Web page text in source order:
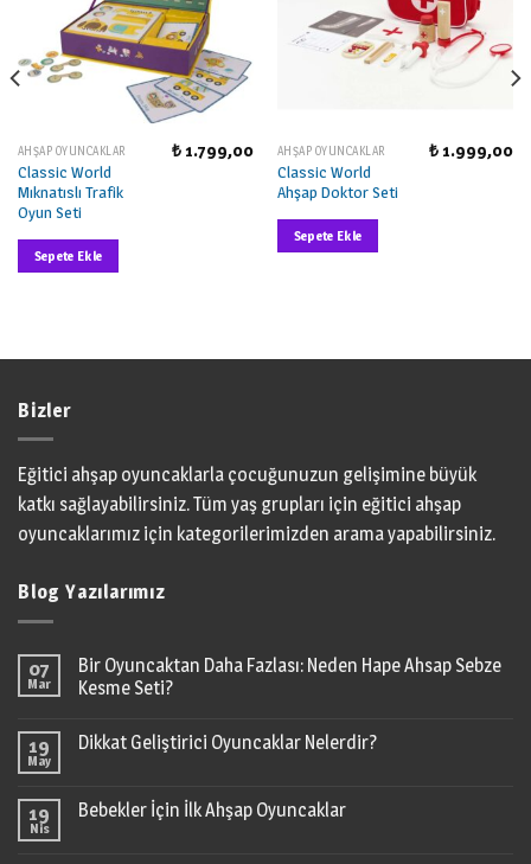
AHŞAP OYUNCAKLAR
Classic World
Mıknatıslı Trafik
Oyun Seti
₺1.799,00
Sepete Ekle
AHŞAP OYUNCAKLAR
Classic World
Ahşap Doktor Seti
₺1.999,00
Sepete Ekle
Bizler
Eğitici ahşap oyuncaklarla çocuğunuzun gelişimine büyük
katkı sağlayabilirsiniz. Tüm yaş grupları için eğitici ahşap
oyuncaklarımız için kategorilerimizden arama yapabilirsiniz.
Blog Yazılarımız
07
Mar
Bir Oyuncaktan Daha Fazlası: Neden Hape Ahsap Sebze
Kesme Seti?
19
May
Dikkat Geliştirici Oyuncaklar Nelerdir?
19
Nis
Bebekler İçin İlk Ahşap Oyuncaklar